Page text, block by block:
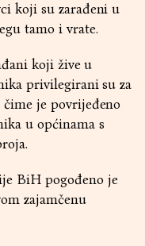
koji su zarađeni u
tamo i vrate.
koji žive u
privilegirani su za
je povrijeđeno
u općinama s
BiH pogođeno je
zajamčenu